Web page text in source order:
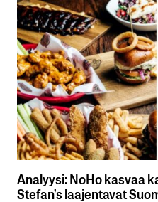
Analyysi: NoHo kasvaa
Stefan’s laajentavat